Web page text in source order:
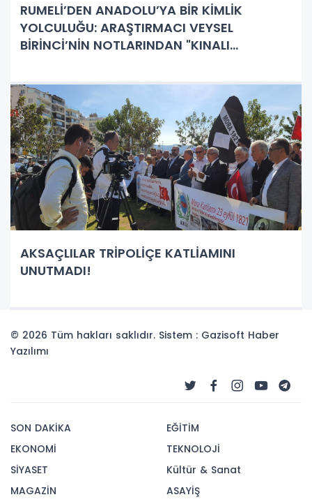
RUMELİ’DEN ANADOLU’YA BİR KİMLİK
YOLCULUĞU: ARAŞTIRMACI VEYSEL
BİRİNCİ’NİN NOTLARINDAN "KINALI
AKSAÇLILAR TRİPOLİÇE KATLİAMINI
UNUTMADI!
© 2026 Tüm hakları saklıdır. Sistem : Gazisoft Haber
Yazılımı
SON DAKİKA
EKONOMİ
SİYASET
MAGAZİN
EĞİTİM
TEKNOLOJİ
Kültür & Sanat
ASAYİŞ